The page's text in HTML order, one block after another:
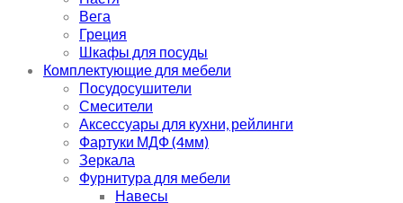
Вега
Греция
Шкафы для посуды
Комплектующие для мебели
Посудосушители
Смесители
Аксессуары для кухни, рейлинги
Фартуки МДФ (4мм)
Зеркала
Фурнитура для мебели
Навесы